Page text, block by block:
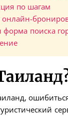
по шагам
онлайн-
поиска